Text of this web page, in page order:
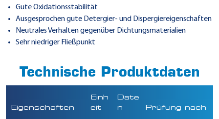
Gute Oxidationsstabilität
Ausgesprochen gute Detergier- und Dispergiereigenschaften
Neutrales Verhalten gegenüber Dichtungsmaterialien
Sehr niedriger Fließpunkt
Technische Produktdaten
Eigenschaften
Einh
eit
Date
n
Prüfung nach